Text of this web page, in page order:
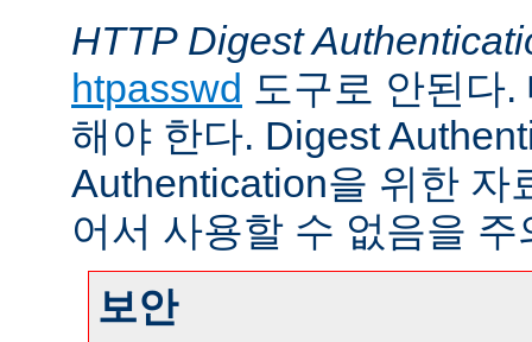
HTTP Digest
htpasswd 도구로 안된다
해야 한다. Digest
Authentication을 위한 자
어서 사용할 수 없음을 주
보안